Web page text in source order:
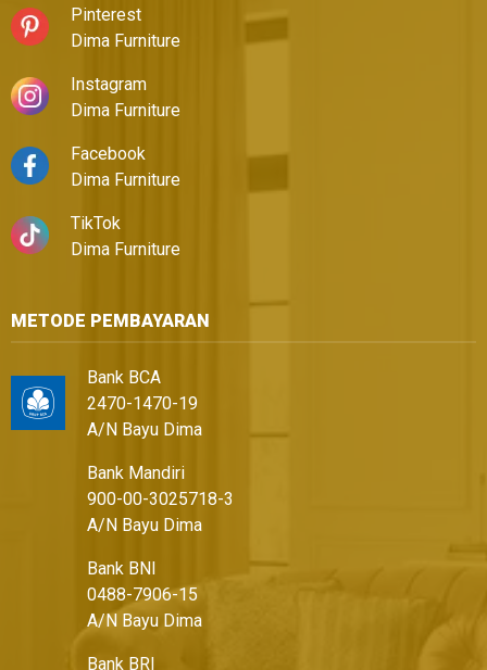
Pinterest
Dima Furniture
Instagram
Dima Furniture
Facebook
Dima Furniture
TikTok
Dima Furniture
METODE PEMBAYARAN
Bank BCA
2470-1470-19
A/N Bayu Dima
Bank Mandiri
900-00-3025718-3
A/N Bayu Dima
Bank BNI
0488-7906-15
A/N Bayu Dima
Bank BRI